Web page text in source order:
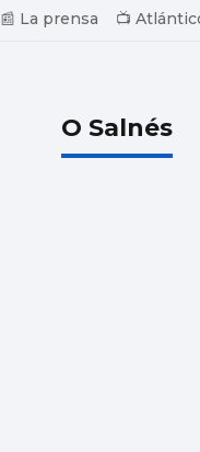
📰 La prensa 📺
O Salnés